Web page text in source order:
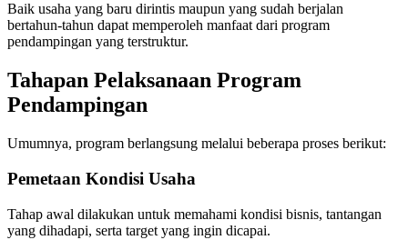
Baik usaha yang baru dirintis maupun yang sudah berjalan
bertahun-tahun dapat memperoleh manfaat dari program
pendampingan yang terstruktur.
Tahapan Pelaksanaan Program
Pendampingan
Umumnya, program berlangsung melalui beberapa proses berikut:
Pemetaan Kondisi Usaha
Tahap awal dilakukan untuk memahami kondisi bisnis, tantangan
yang dihadapi, serta target yang ingin dicapai.